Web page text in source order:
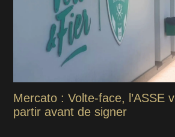
Mercato : Volte-face, l’ASSE
partir avant de signer